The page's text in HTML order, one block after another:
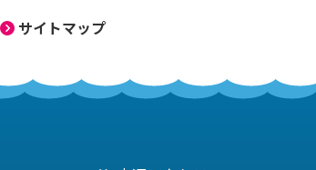
サイトマップ